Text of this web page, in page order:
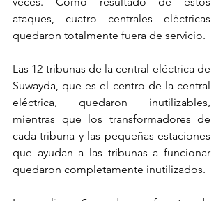
ataques, cuatro centrales eléctricas
quedaron totalmente fuera de servicio.
Las 12 tribunas de la central eléctrica de
Suwayda, que es el centro de la central
eléctrica, quedaron inutilizables,
mientras que los transformadores de
cada tribuna y las pequeñas estaciones
que ayudan a las tribunas a funcionar
quedaron completamente inutilizados.